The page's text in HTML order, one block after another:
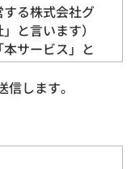
特定の個人を
情報および特性
情報」以外の
る株式会社グ
と言います）
サービス」と
件を定めるも
客様に本サー
します。
します。